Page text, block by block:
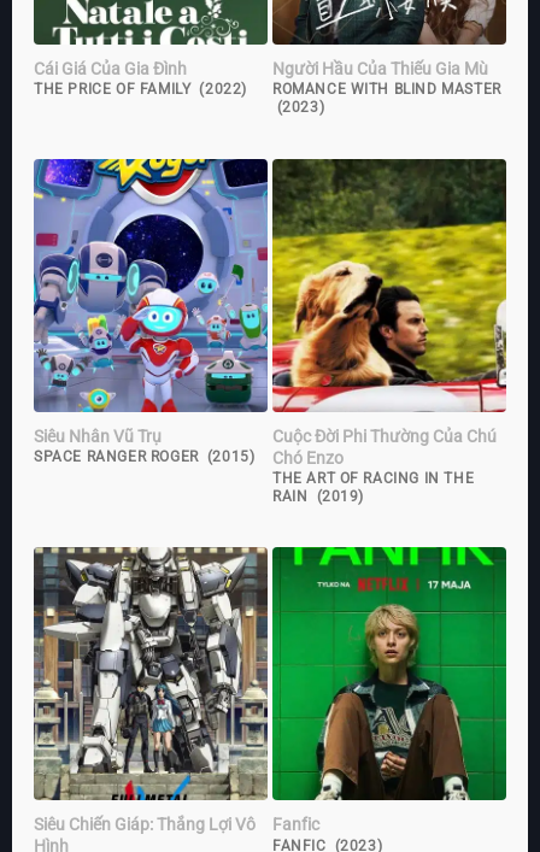
Cái Giá Của Gia Đình
THE PRICE OF FAMILY (2022)
Người Hầu Của Thiếu Gia Mù
ROMANCE WITH BLIND MASTER
(2023)
Siêu Nhân Vũ Trụ
SPACE RANGER ROGER (2015)
Cuộc Đời Phi Thường Của Chú
Chó Enzo
THE ART OF RACING IN THE
RAIN (2019)
Siêu Chiến Giáp: Thắng Lợi Vô
Hình
Fanfic
FANFIC (2023)